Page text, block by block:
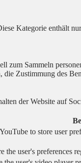
Kategorie enthält
Sammeln
Zustimmung des
der Website auf
to store user
the user's preferences